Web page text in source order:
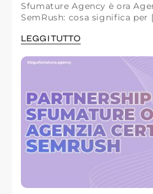
Sfumature Agency è ora
SemRush: cosa significa per
LEGGI TUTTO